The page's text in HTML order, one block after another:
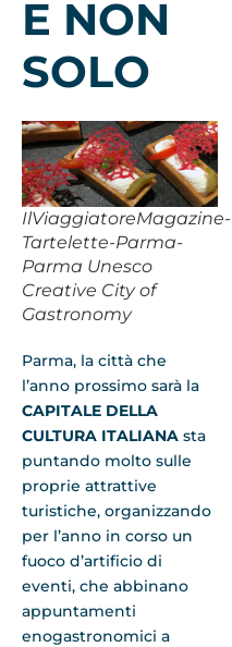
E NON
SOLO
IlViaggiatoreMagazine-
Tartelette-Parma-
Parma Unesco
Creative City of
Gastronomy
Parma, la città che
l’anno prossimo sarà la
CAPITALE DELLA
CULTURA ITALIANA sta
puntando molto sulle
proprie attrattive
turistiche, organizzando
per l’anno in corso un
fuoco d’artificio di
eventi, che abbinano
appuntamenti
enogastronomici a